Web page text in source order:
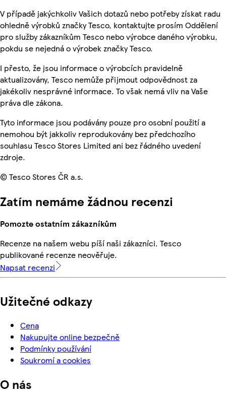
V případě jakýchkoliv Vašich dotazů nebo potřeby získat radu
ohledně výrobků značky Tesco, kontaktujte prosím Oddělení
pro služby zákazníkům Tesco nebo výrobce daného výrobku,
pokdu se nejedná o výrobek značky Tesco.
I přesto, že jsou informace o výrobcích pravidelně
aktualizovány, Tesco nemůže přijmout odpovědnost za
jakékoliv nesprávné informace. To však nemá vliv na Vaše
práva dle zákona.
Tyto informace jsou podávány pouze pro osobní použití a
nemohou být jakkoliv reprodukovány bez předchozího
souhlasu Tesco Stores Limited ani bez řádného uvedení
zdroje.
© Tesco Stores ČR a.s.
Zatím nemáme žádnou recenzi
Pomozte ostatním zákazníkům
Recenze na našem webu píší naši zákazníci. Tesco
publikované recenze neověřuje.
Napsat recenzi
Užitečné odkazy
Cena
Nakupujte online bezpečně
Podmínky používání
Soukromí a cookies
O nás